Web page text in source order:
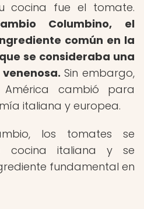
cocina fue el tomate.
Columbino, el
común en la
se consideraba una
Sin embargo,
cambió para
italiana y europea.
los tomates se
cocina italiana y se
fundamental en